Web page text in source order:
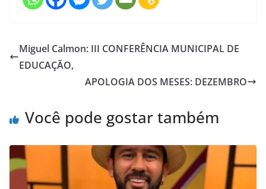
Miguel Calmon: III CONFERÊNCIA MUNICIPAL DE
EDUCAÇÃO,
APOLOGIA DOS MESES: DEZEMBRO
Você pode gostar também